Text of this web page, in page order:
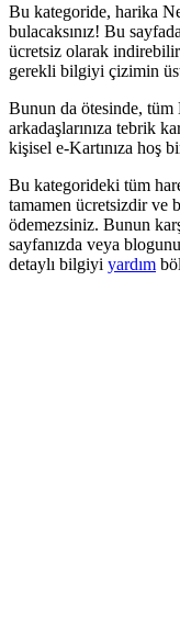
Bu kategoride, harika
bulacaksınız! Bu
ücretsiz olarak
gerekli bilgiyi çizimin
Bunun da ötesinde,
arkadaşlarınıza tebrik
kişisel e-Kartınıza hoş
Bu kategorideki tüm
tamamen ücretsizdir ve
ödemezsiniz. Bunun
sayfanızda veya
detaylı bilgiyi yardım